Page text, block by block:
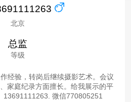
北京
总监
等级
经验，转岗后继续摄影艺术。会议
家庭纪录方面擅长。给我展示的平
13691111263. 微信770805251